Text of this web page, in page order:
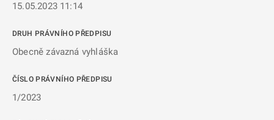
15.05.2023 11:14
DRUH PRÁVNÍHO PŘEDPISU
Obecně závazná vyhláška
ČÍSLO PRÁVNÍHO PŘEDPISU
1/2023